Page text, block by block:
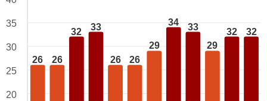
26 26
32 33
26 26
29
34 33
29
32 32
35
30
25
20